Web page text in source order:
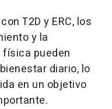
T2D y ERC, los
y la
pueden
diario, lo
en un objetivo